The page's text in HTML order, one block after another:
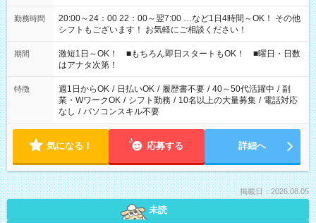
勤務時間
20:00～24：00 22：00～翌7:00 …など1日4時間～OK！ その他
シフトもございます！ お気軽にご相談ください！
期間
激短1日～OK！ ■もちろん即日スタートもOK！ ■曜日・日数
はアナタ次第！
特徴 週1日からOK / 日払いOK / 履歴書不要 / 40～50代活躍中 / 副
業・WワークOK / シフト勤務 / 10名以上の大量募集 / 電話対応
なし / パソコンスキル不要
気になる！ 応募する 詳細へ
掲載日：2026.08.05
未読